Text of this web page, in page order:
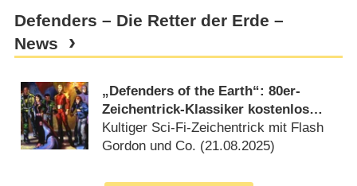
Defenders – Die Retter der Erde –
News
„Defenders of the Earth“: 80er-
Zeichentrick-Klassiker kostenlos
zum Streamen verfügbar
Kultiger Sci-Fi-Zeichentrick mit Flash
Gordon und Co. (21.08.2025)